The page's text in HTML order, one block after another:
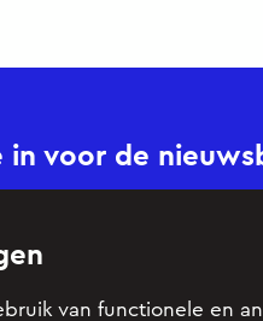
in voor de
van functionele en